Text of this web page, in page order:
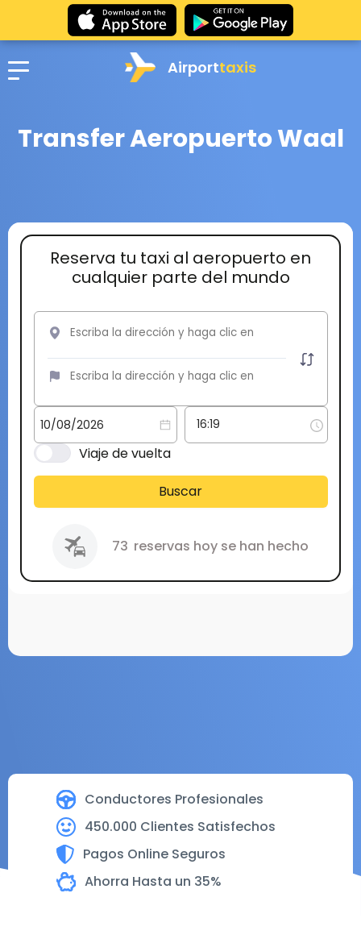
Airporttaxis
Transfer Aeropuerto Waal
Conductores Profesionales
450.000 Clientes Satisfechos
Pagos Online Seguros
Ahorra Hasta un 35%
Reserva tu taxi al aeropuerto en
cualquier parte del mundo
Viaje de vuelta
Buscar
73 reservas hoy se han hecho